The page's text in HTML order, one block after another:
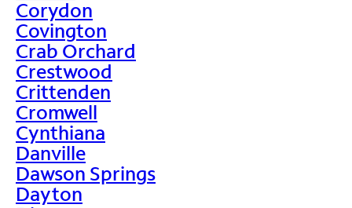
Corydon
Covington
Crab Orchard
Crestwood
Crittenden
Cromwell
Cynthiana
Danville
Dawson Springs
Dayton